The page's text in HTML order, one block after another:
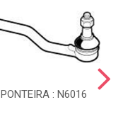
PONTEIRA : N6016